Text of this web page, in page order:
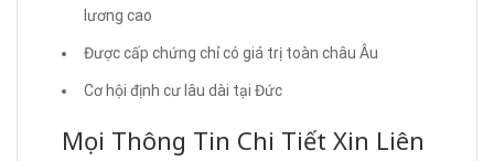
lương cao
Được cấp chứng chỉ có giá trị toàn châu Âu
Cơ hội định cư lâu dài tại Đức
Mọi Thông Tin Chi Tiết Xin Liên